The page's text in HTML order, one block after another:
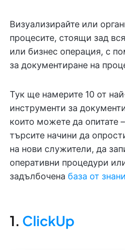
Визуализирайте или
процесите, стоящи зад
или бизнес операция, с
за документиране на
Тук ще намерите 10 от
инструменти за
които можете да опитате
търсите начини да
на нови служители, да
оперативни процедури
задълбочена база от
1. ClickUp